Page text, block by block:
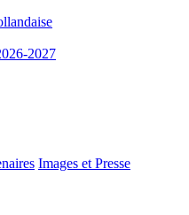
2027
Images et Presse